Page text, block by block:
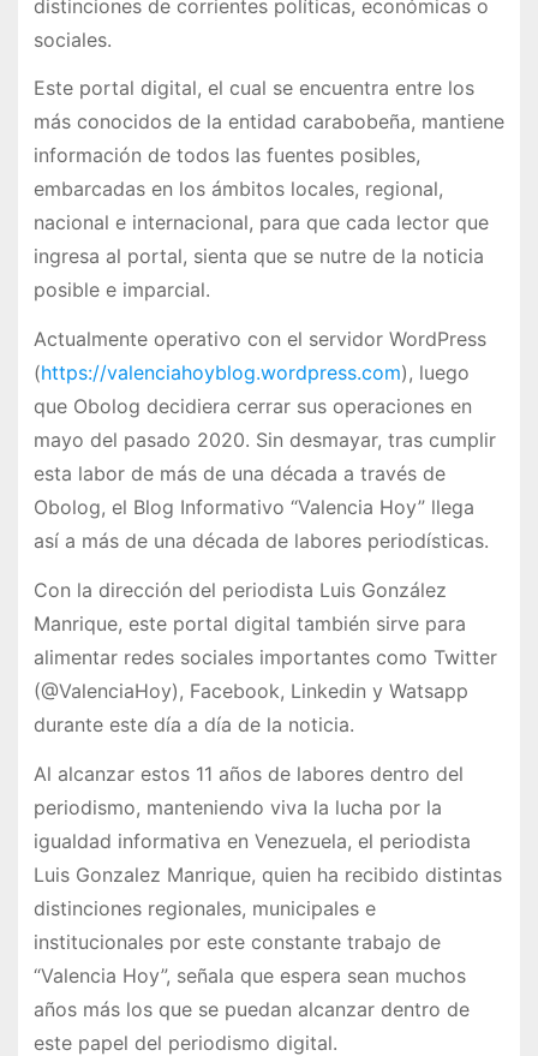
distinciones de corrientes políticas, económicas o
sociales.
Este portal digital, el cual se encuentra entre los
más conocidos de la entidad carabobeña, mantiene
información de todos las fuentes posibles,
embarcadas en los ámbitos locales, regional,
nacional e internacional, para que cada lector que
ingresa al portal, sienta que se nutre de la noticia
posible e imparcial.
Actualmente operativo con el servidor WordPress
(https://valenciahoyblog.wordpress.com), luego
que Obolog decidiera cerrar sus operaciones en
mayo del pasado 2020. Sin desmayar, tras cumplir
esta labor de más de una década a través de
Obolog, el Blog Informativo “Valencia Hoy” llega
así a más de una década de labores periodísticas.
Con la dirección del periodista Luis González
Manrique, este portal digital también sirve para
alimentar redes sociales importantes como Twitter
(@ValenciaHoy), Facebook, Linkedin y Watsapp
durante este día a día de la noticia.
Al alcanzar estos 11 años de labores dentro del
periodismo, manteniendo viva la lucha por la
igualdad informativa en Venezuela, el periodista
Luis Gonzalez Manrique, quien ha recibido distintas
distinciones regionales, municipales e
institucionales por este constante trabajo de
“Valencia Hoy”, señala que espera sean muchos
años más los que se puedan alcanzar dentro de
este papel del periodismo digital.